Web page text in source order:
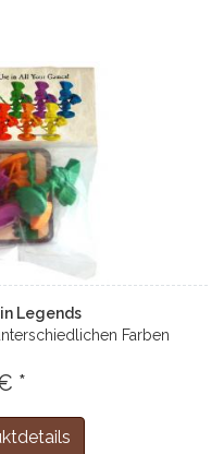
Legends
Farben
*